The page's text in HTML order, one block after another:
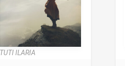
TUTI ILARIA